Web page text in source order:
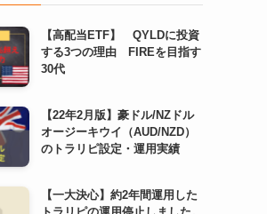
【高配当ETF】 QYLDに投資
する3つの理由 FIREを目指す
30代
【22年2月版】豪ドル/NZドル
オージーキウイ（AUD/NZD）
のトラリピ設定・運用実績
【一大決心】約2年間運用した